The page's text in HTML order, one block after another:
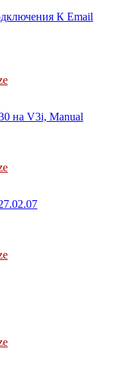
К Email
на V3i, Manual